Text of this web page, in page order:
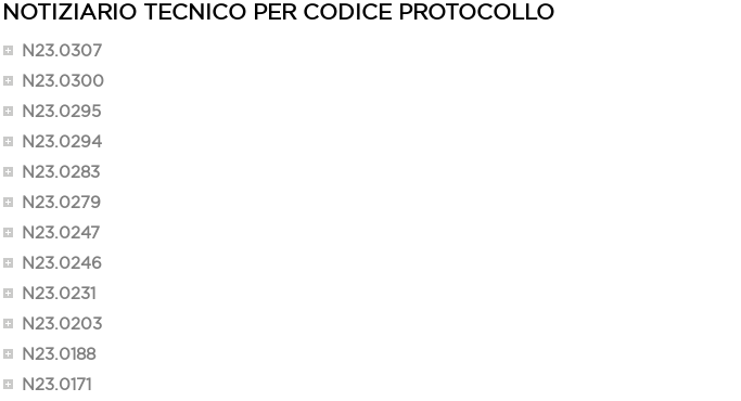
NOTIZIARIO TECNICO PER CODICE PROTOCOLLO
N23.0307
N23.0300
N23.0295
N23.0294
N23.0283
N23.0279
N23.0247
N23.0246
N23.0231
N23.0203
N23.0188
N23.0171